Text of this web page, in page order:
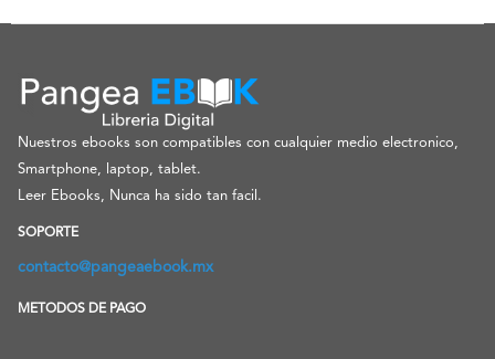
Nuestros ebooks son compatibles con cualquier medio electronico,
Smartphone, laptop, tablet.
Leer Ebooks, Nunca ha sido tan facil.
SOPORTE
contacto@pangeaebook.mx
METODOS DE PAGO